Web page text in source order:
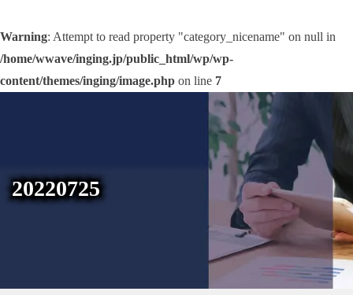
Warning: Attempt to read property "category_nicename" on null in
/home/wwave/inging.jp/public_html/wp/wp-
content/themes/inging/image.php on line 7
20220725